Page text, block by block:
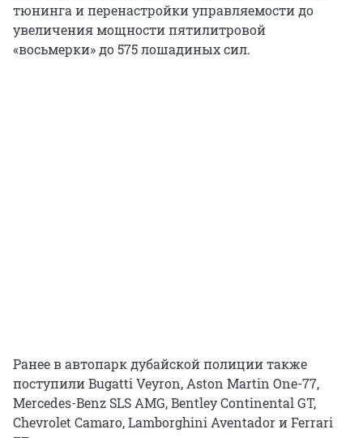
тюнинга и перенастройки управляемости до
увеличения мощности пятилитровой
«восьмерки» до 575 лошадиных сил.
Ранее в автопарк дубайской полиции также
поступили Bugatti Veyron, Aston Martin One-77,
Mercedes-Benz SLS AMG, Bentley Continental GT,
Chevrolet Camaro, Lamborghini Aventador и Ferrari